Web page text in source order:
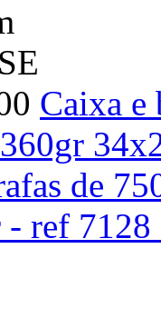
Caixa e
de
ref 7128